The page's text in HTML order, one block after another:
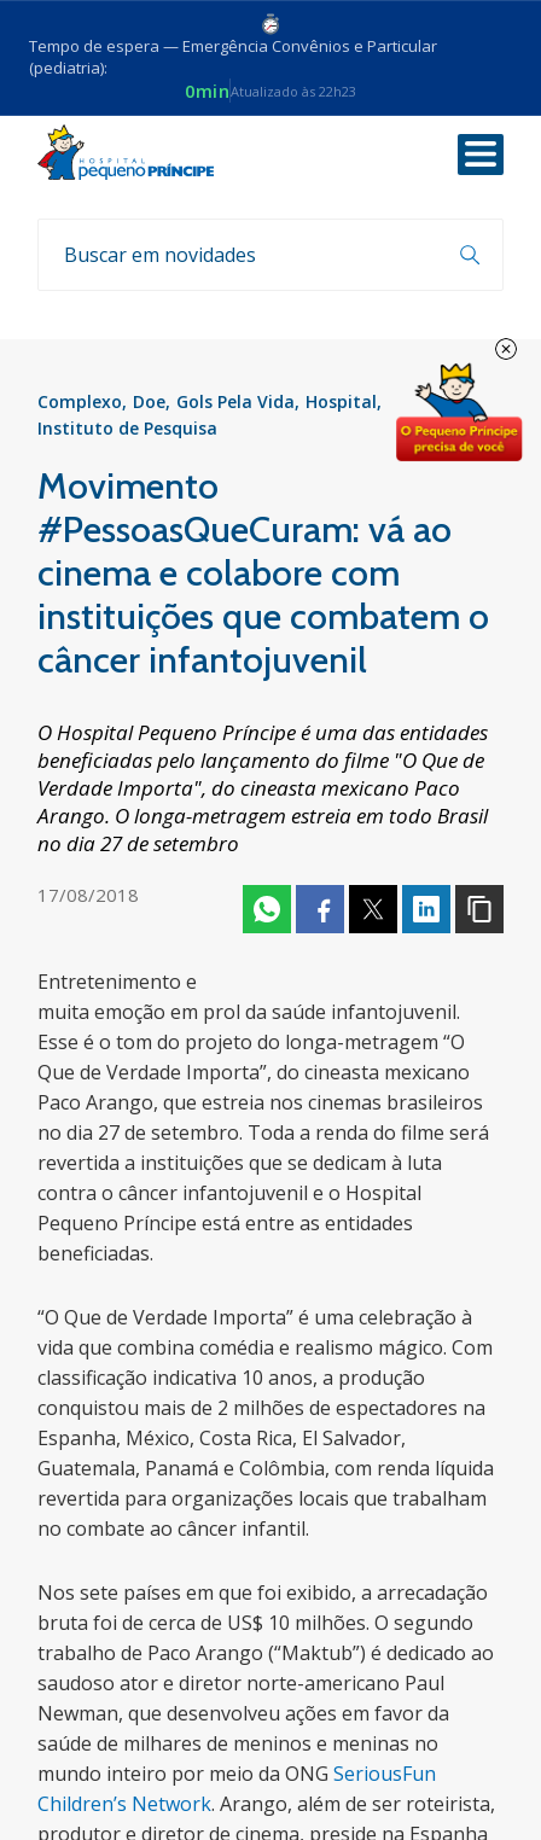
Tempo de espera — Emergência Convênios e Particular
(pediatria):
0minAtualizado às 22h23
Voltar
Notícias
Complexo Doe Gols Pela Vida Hospital
Instituto de Pesquisa
Movimento
#PessoasQueCuram: vá ao
cinema e colabore com
instituições que combatem o
câncer infantojuvenil
O Hospital Pequeno Príncipe é uma das entidades
beneficiadas pelo lançamento do filme "O Que de
Verdade Importa", do cineasta mexicano Paco
Arango. O longa-metragem estreia em todo Brasil
no dia 27 de setembro
17/08/2018
Entretenimento e
muita emoção em prol da saúde infantojuvenil.
Esse é o tom do projeto do longa-metragem “O
Que de Verdade Importa”, do cineasta mexicano
Paco Arango, que estreia nos cinemas brasileiros
no dia 27 de setembro. Toda a renda do filme será
revertida a instituições que se dedicam à luta
contra o câncer infantojuvenil e o Hospital
Pequeno Príncipe está entre as entidades
beneficiadas.
“O Que de Verdade Importa” é uma celebração à
vida que combina comédia e realismo mágico. Com
classificação indicativa 10 anos, a produção
conquistou mais de 2 milhões de espectadores na
Espanha, México, Costa Rica, El Salvador,
Guatemala, Panamá e Colômbia, com renda líquida
revertida para organizações locais que trabalham
no combate ao câncer infantil.
Nos sete países em que foi exibido, a arrecadação
bruta foi de cerca de US$ 10 milhões. O segundo
trabalho de Paco Arango (“Maktub”) é dedicado ao
saudoso ator e diretor norte-americano Paul
Newman, que desenvolveu ações em favor da
saúde de milhares de meninos e meninas no
mundo inteiro por meio da ONGSeriousFun
Children’s Network. Arango, além de ser roteirista,
produtor e diretor de cinema, preside na Espanha